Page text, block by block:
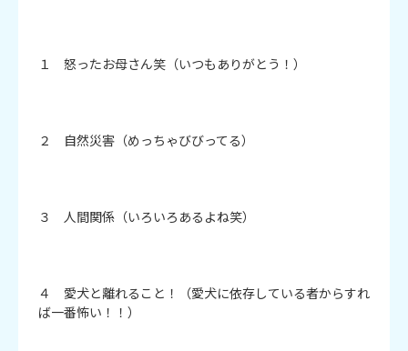
１　怒ったお母さん笑（いつもありがとう！）
２　自然災害（めっちゃびびってる）
３　人間関係（いろいろあるよね笑）
４　愛犬と離れること！（愛犬に依存している者からすれ
ば一番怖い！！）